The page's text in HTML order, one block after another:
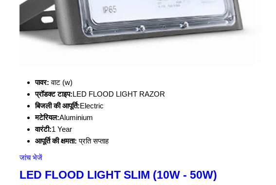
पावर: वाट (w)
प्रॉडक्ट टाइप:LED FLOOD LIGHT RAZOR
बिजली की आपूर्ति:Electric
मटेरियल:Aluminium
वारंटी:1 Year
आपूर्ति की क्षमता: प्रति सप्ताह
जांच भेजें
LED FLOOD LIGHT SLIM (10W - 50W)